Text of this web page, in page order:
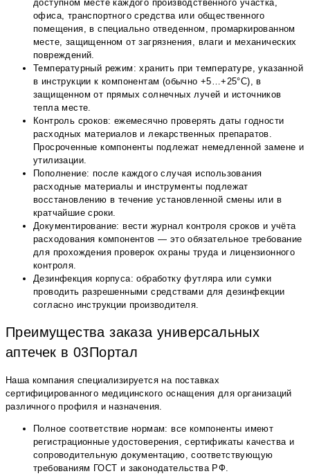
доступном месте каждого производственного участка,
офиса, транспортного средства или общественного
помещения, в специально отведенном, промаркированном
месте, защищенном от загрязнения, влаги и механических
повреждений.
Температурный режим: хранить при температуре, указанной
в инструкции к компонентам (обычно +5…+25°С), в
защищенном от прямых солнечных лучей и источников
тепла месте.
Контроль сроков: ежемесячно проверять даты годности
расходных материалов и лекарственных препаратов.
Просроченные компоненты подлежат немедленной замене и
утилизации.
Пополнение: после каждого случая использования
расходные материалы и инструменты подлежат
восстановлению в течение установленной смены или в
кратчайшие сроки.
Документирование: вести журнал контроля сроков и учёта
расходования компонентов — это обязательное требование
для прохождения проверок охраны труда и лицензионного
контроля.
Дезинфекция корпуса: обработку футляра или сумки
проводить разрешенными средствами для дезинфекции
согласно инструкции производителя.
Преимущества заказа универсальных
аптечек в 03Портал
Наша компания специализируется на поставках
сертифицированного медицинского оснащения для организаций
различного профиля и назначения.
Полное соответствие нормам: все компоненты имеют
регистрационные удостоверения, сертификаты качества и
сопроводительную документацию, соответствующую
требованиям ГОСТ и законодательства РФ.